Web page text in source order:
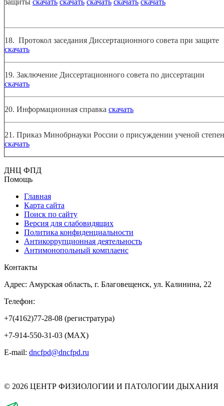
18. Протокол заседания Диссертационного совета при защите
скачать
19. Заключение Диссертационного совета по диссертации
скачать
20. Информационная справка скачать
21. Приказ Минобрнауки России о присуждении ученой
скачать
ДНЦ ФПД
Помощь
Главная
Карта сайта
Поиск по сайту
Версия для слабовидящих
Политика конфиденциальности
Антикоррупционная деятельность
Антимонопольный комплаенс
Контакты
Адрес: Амурская область, г. Благовещенск, ул. Калинина, 22
Телефон:
+7(4162)77-28-08 (регистратура)
+7-914-550-31-03 (MAX)
E-mail: dncfpd@dncfpd.ru
© 2026 ЦЕНТР ФИЗИОЛОГИИ И ПАТОЛОГИИ ДЫХАНИЯ